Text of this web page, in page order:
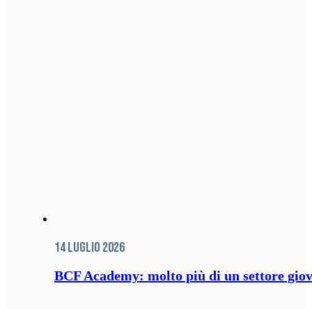
14 Luglio 2026
BCF Academy: molto più di un settore